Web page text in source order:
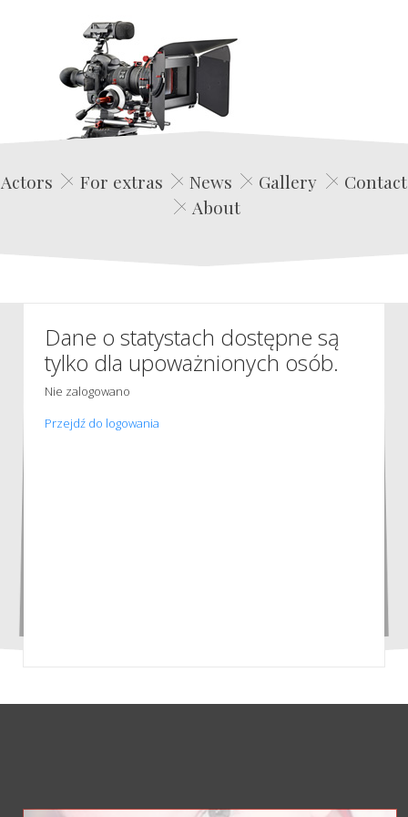
Edwin Film Agencja Aktorska
Actors For extras News Gallery
Contact
About
Dane o statystach dostępne są
tylko dla upoważnionych osób.
Nie zalogowano
Przejdź do logowania